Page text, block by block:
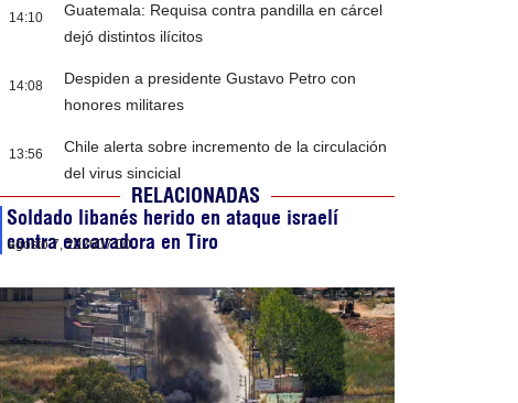
14:10
Guatemala: Requisa contra pandilla en cárcel
dejó distintos ilícitos
14:08
Despiden a presidente Gustavo Petro con
honores militares
13:56
Chile alerta sobre incremento de la circulación
del virus sincicial
RELACIONADAS
Soldado libanés herido en ataque israelí
contra excavadora en Tiro
agosto 7, 202607:00